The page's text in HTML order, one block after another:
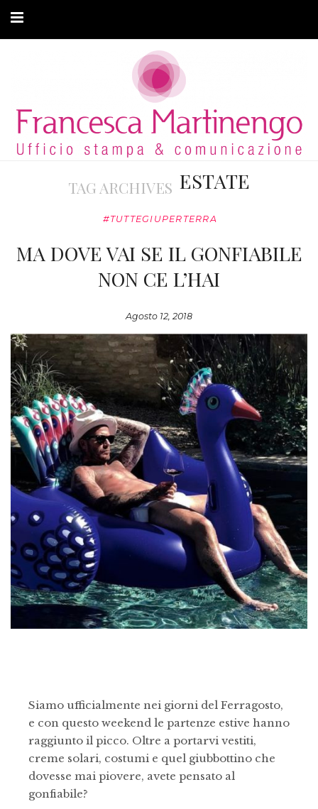
ARTICOLI
MODA ADATTIVA
CONTATTITAG ARCHIVES ESTATE
#TUTTEGIUPERTERRA
MA DOVE VAI SE IL GONFIABILE
NON CE L’HAI
Agosto 12, 2018
Siamo ufficialmente nei giorni del Ferragosto,
e con questo weekend le partenze estive hanno
raggiunto il picco. Oltre a portarvi vestiti,
creme solari, costumi e quel giubbottino che
dovesse mai piovere, avete pensato al
gonfiabile?